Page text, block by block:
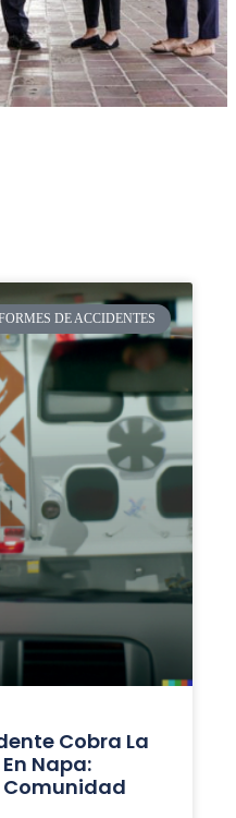
DE ACCIDENTES
Cobra La
Napa:
Comunidad